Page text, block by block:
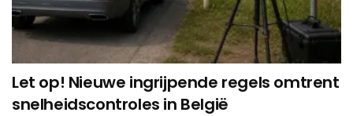
Let op! Nieuwe ingrijpende regels omtrent
snelheidscontroles in België